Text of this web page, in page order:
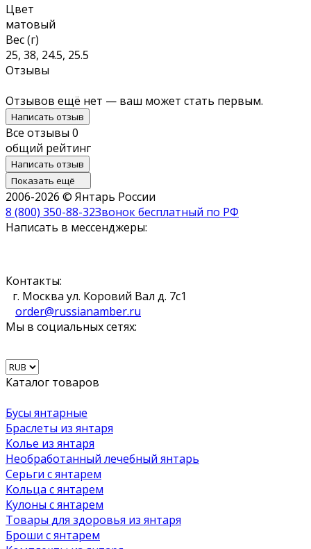
Цвет
матовый
Вес (г)
25, 38, 24.5, 25.5
Отзывы
Отзывов ещё нет — ваш может стать первым.
Написать отзыв
Все отзывы 0
общий рейтинг
Написать отзыв
Показать ещё
2006-2026 © Янтарь России
8 (800) 350-88-32Звонок бесплатный по РФ
Написать в мессенджеры:
Контакты:
г. Москва ул. Коровий Вал д. 7с1
order@russianamber.ru
Мы в социальных сетях:
Каталог товаров
Бусы янтарные
Браслеты из янтаря
Колье из янтаря
Необработанный лечебный янтарь
Серьги с янтарем
Кольца с янтарем
Кулоны с янтарем
Товары для здоровья из янтаря
Броши с янтарем